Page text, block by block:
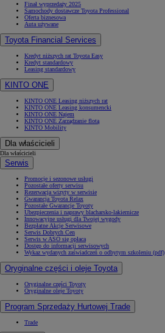
Finał wyprzedaży 2025
Samochody dostawcze Toyota Professional
Oferta biznesowa
Auta używane
Toyota Financial Services
Kredyt niższych rat Toyota Easy
Kredyt standardowy
Leasing standardowy
KINTO ONE
KINTO ONE Leasing niższych rat
KINTO ONE Leasing konsumencki
KINTO ONE Najem
KINTO ONE Zarządzanie flotą
KINTO Mobility
Dla właścicieli
Dla właścicieli
Serwis
Promocje i sezonowe usługi
Pozostałe oferty serwisu
Rezerwacja wizyty w serwisie
Gwarancja Toyota Relax
Pozostałe Gwarancje Toyoty
Ubezpieczenia i naprawy blacharsko-lakiernicze
Innowacyjne usługi dla Twojej wygody
Bezpłatne Akcje Serwisowe
Serwis Dobrych Cen
Serwis w ASO się opłaca
Dostęp do informacji serwisowych
Wykaz wydanych zaświadczeń o odbytym szkoleniu (pdf)
Oryginalne części i oleje Toyota
Oryginalne części Toyoty
Oryginalne oleje Toyoty
Program Sprzedaży Hurtowej Trade
Trade